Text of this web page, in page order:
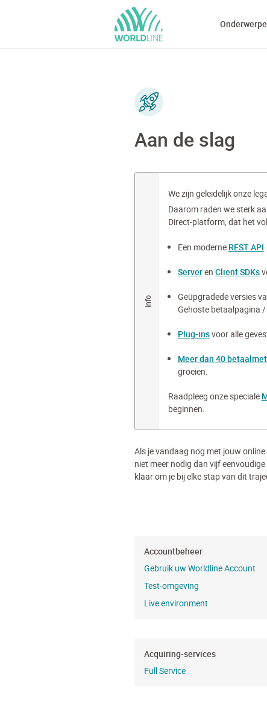
Aan de slag
We zijn geleidelijk onze
Daarom raden we sterk
Direct-platform, dat het
Een moderne REST API.
Serveren Client SDKs
Geüpgradede versies
Gehoste betaalpagina
Plug-insvoor alle
Meer dan 40
groeien.
Raadpleeg onze speciale
beginnen.
Als je vandaag nog met jouw
niet meer nodig dan vijf
klaar om je bij elke stap van dit
Accountbeheer
Gebruik uw Worldline Account
Test-omgeving
Live environment
Acquiring-services
Full Service